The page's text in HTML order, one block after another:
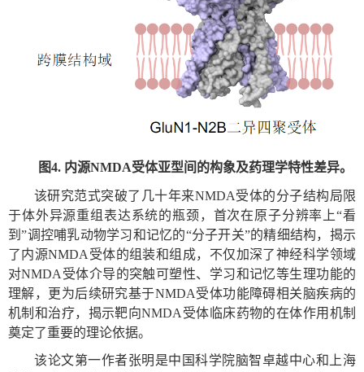
图4. 内源NMDA受体亚型间的构象及药理学特性差异。
该研究范式突破了几十年来NMDA受体的分子结构局限
于体外异源重组表达系统的瓶颈，首次在原子分辨率上“看
到”调控哺乳动物学习和记忆的“分子开关”的精细结构，揭示
了内源NMDA 受体的组装和组成，不仅加深了神经科学领域
对NMDA 受体介导的突触可塑性、学习和记忆等生理功能的
理解，更为后续研究基于NMDA受体功能障碍相关脑疾病的
机制和治疗，揭示靶向NMDA 受体临床药物的在体作用机制
奠定了重要的理论依据。
该论文第一作者张明是中国科学院脑智卓越中心和上海